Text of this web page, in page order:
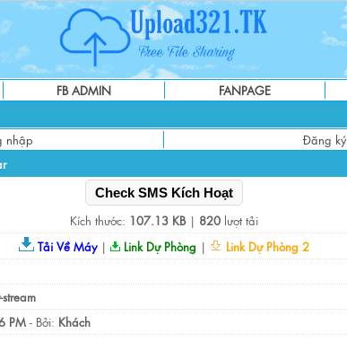
FB ADMIN FANPAGE
nhập
Đăng ký
Check SMS Kích Hoạt
Kích thước: 107.13 KB| 820 lượt tải
Tải Về Máy| Link Dự Phòng |
Link Dự Phòng 2
PM - Bởi: Khách